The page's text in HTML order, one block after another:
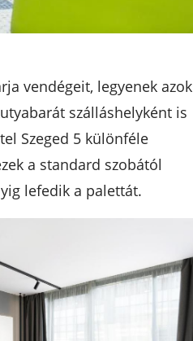
vendégeit, legyenek azok
szálláshelyként is
Szeged 5 különféle
a standard szobától
lefedik a palettát.